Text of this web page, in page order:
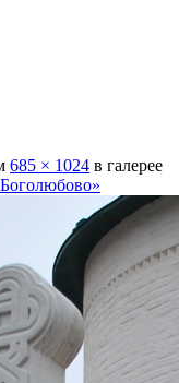
685 × 1024 в галерее